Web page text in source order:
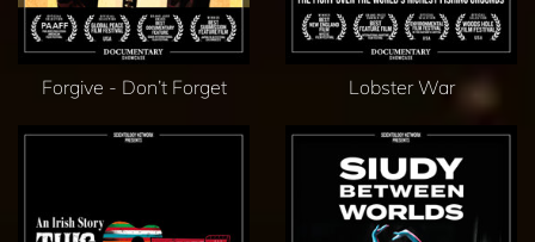
Forgive - Don’t Forget Lobster War